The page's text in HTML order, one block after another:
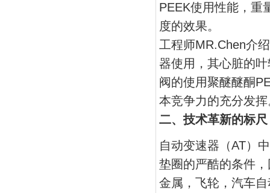
PEEK使用性能，重
度的效果。
工程师MR.Chen介
器使用，其心脏的
阀的使用聚醚醚酮
本竞争力的充分发挥
二、技术革新的标尺
自动变速器（AT）
垫圈的严酷的条件
金属，飞轮，汽车